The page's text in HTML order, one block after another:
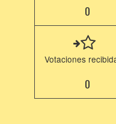
0
Votaciones
0